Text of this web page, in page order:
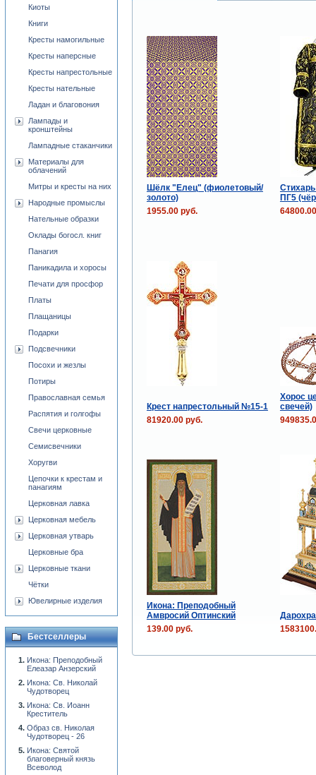
Шёлк "Елец" (фиолетовый/
золото)
ПГ5
1955.00 руб.
Крест напрестольный №15-1
Хорос
свечей)
81920.00 руб.
Икона: Преподобный
Амвросий Оптинский
139.00 руб.
Киоты
Книги
Кресты намогильные
Кресты наперсные
Кресты напрестольные
Кресты нательные
Ладан и благовония
Лампады и
кронштейны
Лампадные стаканчики
Материалы для
облачений
Митры и кресты на них
Народные промыслы
Нательные образки
Оклады богосл. книг
Панагия
Паникадила и хоросы
Печати для просфор
Платы
Плащаницы
Подарки
Подсвечники
Посохи и жезлы
Потиры
Православная семья
Распятия и голгофы
Свечи церковные
Семисвечники
Хоругви
Цепочки к крестам и
панагиям
Церковная лавка
Церковная мебель
Церковная утварь
Церковные бра
Церковные ткани
Чётки
Ювелирные изделия
Бестселлеры
Икона: Преподобный
Елеазар Анзерский
Икона: Св. Николай
Чудотворец
Икона: Св. Иоанн
Креститель
Образ св. Николая
Чудотворец - 26
Икона: Святой
благоверный князь
Всеволод